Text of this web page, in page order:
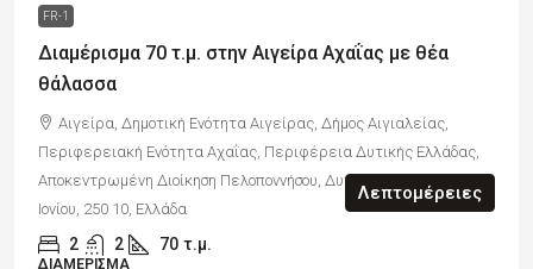
FR-1
Διαμέρισμα 70 τ.μ. στην Αιγείρα Αχαΐας με θέα
θάλασσα
Αιγείρα, Δημοτική Ενότητα Αιγείρας, Δήμος Αιγιαλείας,
Περιφερειακή Ενότητα Αχαΐας, Περιφέρεια Δυτικής Ελλάδας,
Αποκεντρωμένη Διοίκηση Πελοποννήσου, Δυτικής Ελλάδας και
Ιονίου, 250 10, Ελλάδα
2 2 70 τ.μ.
ΔΙΑΜΈΡΙΣΜΑ
Λεπτομέρειες